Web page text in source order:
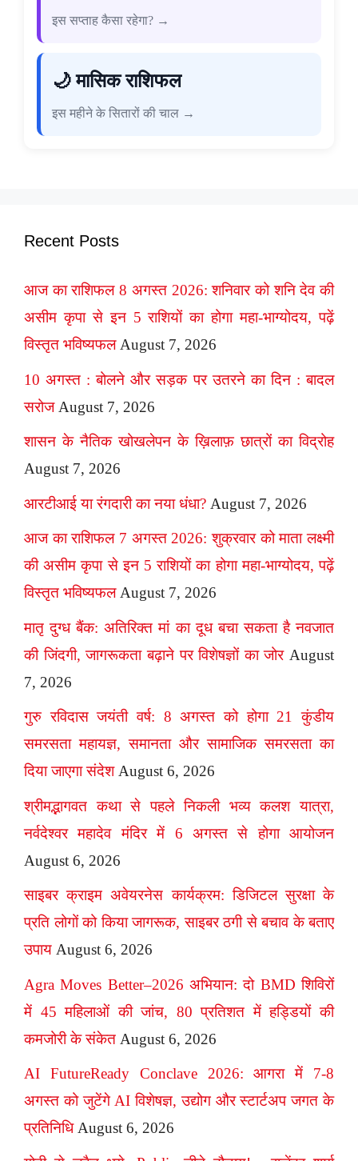
इस सप्ताह कैसा रहेगा? →
🌙 मासिक राशिफल
इस महीने के सितारों की चाल →
Recent Posts
आज का राशिफल 8 अगस्त 2026: शनिवार को शनि देव की
असीम कृपा से इन 5 राशियों का होगा महा-भाग्योदय, पढ़ें
विस्तृत भविष्यफल August 7, 2026
10 अगस्त : बोलने और सड़क पर उतरने का दिन : बादल
सरोज August 7, 2026
शासन के नैतिक खोखलेपन के ख़िलाफ़ छात्रों का विद्रोह
August 7, 2026
आरटीआई या रंगदारी का नया धंधा? August 7, 2026
आज का राशिफल 7 अगस्त 2026: शुक्रवार को माता लक्ष्मी
की असीम कृपा से इन 5 राशियों का होगा महा-भाग्योदय, पढ़ें
विस्तृत भविष्यफल August 7, 2026
मातृ दुग्ध बैंक: अतिरिक्त मां का दूध बचा सकता है नवजात
की जिंदगी, जागरूकता बढ़ाने पर विशेषज्ञों का जोर August
7, 2026
गुरु रविदास जयंती वर्ष: 8 अगस्त को होगा 21 कुंडीय
समरसता महायज्ञ, समानता और सामाजिक समरसता का
दिया जाएगा संदेश August 6, 2026
श्रीमद्भागवत कथा से पहले निकली भव्य कलश यात्रा,
नर्वदेश्वर महादेव मंदिर में 6 अगस्त से होगा आयोजन
August 6, 2026
साइबर क्राइम अवेयरनेस कार्यक्रम: डिजिटल सुरक्षा के
प्रति लोगों को किया जागरूक, साइबर ठगी से बचाव के बताए
उपाय August 6, 2026
Agra Moves Better–2026 अभियान: दो BMD शिविरों
में 45 महिलाओं की जांच, 80 प्रतिशत में हड्डियों की
कमजोरी के संकेत August 6, 2026
AI FutureReady Conclave 2026: आगरा में 7-8
अगस्त को जुटेंगे AI विशेषज्ञ, उद्योग और स्टार्टअप जगत के
प्रतिनिधि August 6, 2026